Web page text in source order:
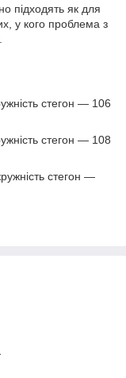
підходять як для
у кого проблема з
стегон — 106
стегон — 108
стегон —